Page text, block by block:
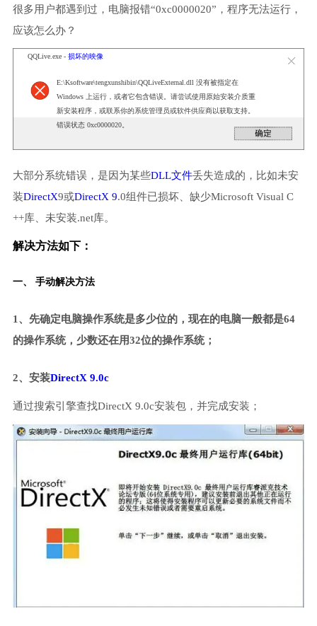
很多用户都遇到过，电脑报错“0xc0000020”，程序无法运行，
应该怎么办？
QQLive.exe - 损坏的映像
E:\Ksoftware\tengxunshibin\QQLiveExternal.dll 没有被指定在
Windows 上运行，或者它包含错误。请尝试使用原始安装介质重
新安装程序，或联系你的系统管理员或软件供应商以获取支持。
错误状态 0xc0000020。
大部分系统错误，是因为某些DLL文件丢失造成的，比如未安
装DirectX9或DirectX 9.0组件已损坏、缺少Microsoft Visual C
++库、未安装.net库。
解决方法如下：
一、 手动解决方法
1、先确定电脑操作系统是多少位的，现在的电脑一般都是64
的操作系统，少数还在用32位的操作系统；
2、安装DirectX 9.0c
通过搜索引擎查找DirectX 9.0c安装包，并完成安装；